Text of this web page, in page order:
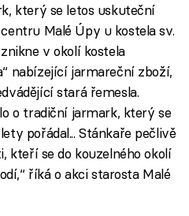
který se letos uskuteční
Malé Úpy u kostela sv.
v okolí kostela
nabízející jarmareční zboží,
stará řemesla.
o tradiční jarmark, který se
pořádal... Stánkaře pečlivě
kteří se do kouzelného okolí
říká o akci starosta Malé